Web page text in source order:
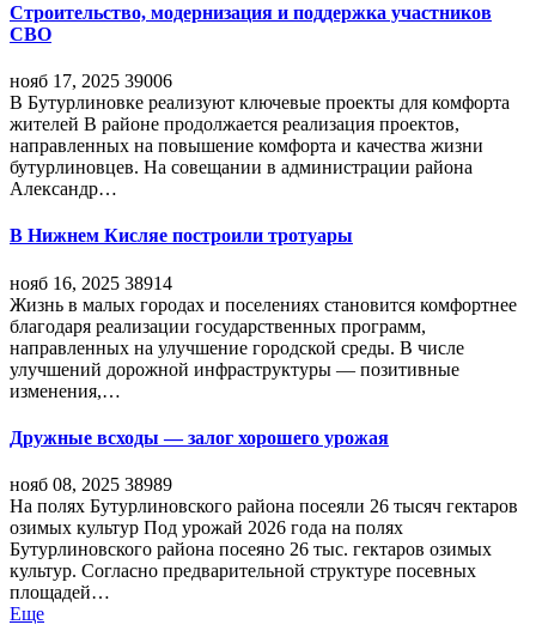
Строительство, модернизация и поддержка участников
СВО
нояб 17, 2025 39006
В Бутурлиновке реализуют ключевые проекты для комфорта
жителей В районе продолжается реализация проектов,
направленных на повышение комфорта и качества жизни
бутурлиновцев. На совещании в администрации района
Александр…
В Нижнем Кисляе построили тротуары
нояб 16, 2025 38914
Жизнь в малых городах и поселениях становится комфортнее
благодаря реализации государственных программ,
направленных на улучшение городской среды. В числе
улучшений дорожной инфраструктуры — позитивные
изменения,…
Дружные всходы — залог хорошего урожая
нояб 08, 2025 38989
На полях Бутурлиновского района посеяли 26 тысяч гектаров
озимых культур Под урожай 2026 года на полях
Бутурлиновского района посеяно 26 тыс. гектаров озимых
культур. Согласно предварительной структуре посевных
площадей…
Еще